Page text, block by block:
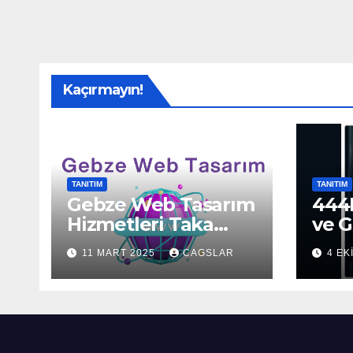
Kaçırmayın!
TANITIM
Gebze Web Tasarım
Hizmetleri Taka
Bilişim’de!
11 MART 2025 CAGSLAR
TANITIM
ve
4